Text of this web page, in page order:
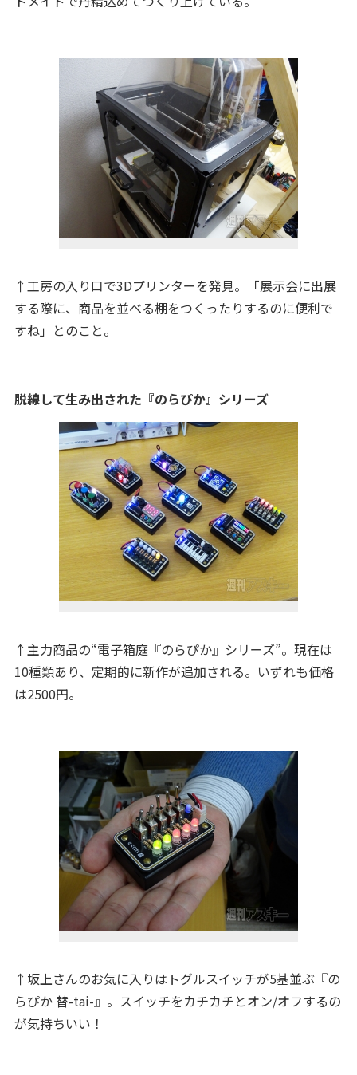
↑工房の入り口で3Dプリンターを発見。「展示会に出展
する際に、商品を並べる棚をつくったりするのに便利で
すね」とのこと。
脱線して生み出された『のらぴか』シリーズ
↑主力商品の“電子箱庭『のらぴか』シリーズ”。現在は
10種類あり、定期的に新作が追加される。いずれも価格
は2500円。
↑坂上さんのお気に入りはトグルスイッチが5基並ぶ『の
らぴか 替-tai-』。スイッチをカチカチとオン/オフするの
が気持ちいい！